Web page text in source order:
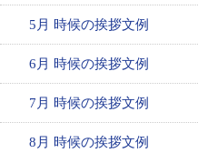
5月 時候の挨拶文例
6月 時候の挨拶文例
7月 時候の挨拶文例
8月 時候の挨拶文例